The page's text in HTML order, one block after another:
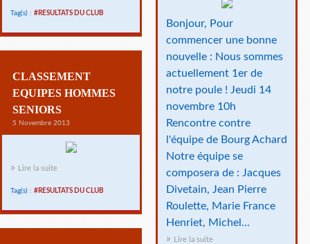
Tag(s) : #RESULTATS DU CLUB
Bonjour, Pour
commencer une bonne
nouvelle : Nous sommes
actuellement 1er de
notre poule ! Jeudi 14
novembre 10h
Rencontre contre
l'équipe de Bourg Achard
Notre équipe se
composera de : Jacques
Divetain, Jean Pierre
Roulette, Marie France
Henriet, Michel...
Lire la suite
CLASSEMENT
EQUIPES HOMMES
SENIORS
5 Novembre 2013
Lire la suite
Tag(s) : #RESULTATS DU CLUB